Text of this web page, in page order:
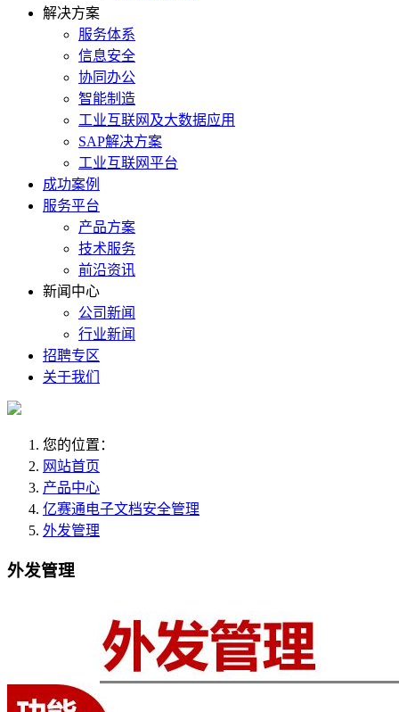
解决方案
服务体系
信息安全
协同办公
智能制造
工业互联网及大数据应用
SAP解决方案
工业互联网平台
成功案例
服务平台
产品方案
技术服务
前沿资讯
新闻中心
公司新闻
行业新闻
招聘专区
关于我们
您的位置：
网站首页
产品中心
亿赛通电子文档安全管理
外发管理
外发管理